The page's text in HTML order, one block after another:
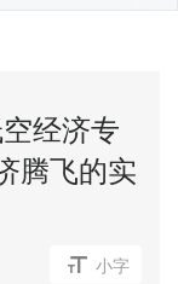
经济专
腾飞的实
小字